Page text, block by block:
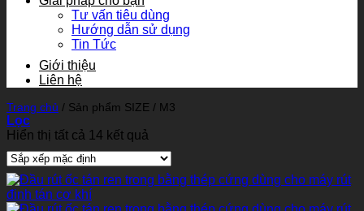
Tư vấn tiêu dùng
Hướng dẫn sử dụng
Tin Tức
Giới thiệu
Liên hệ
Trang chủ / Sản phẩm SIZE / M3
Lọc
Hiển thị tất cả 14 kết quả